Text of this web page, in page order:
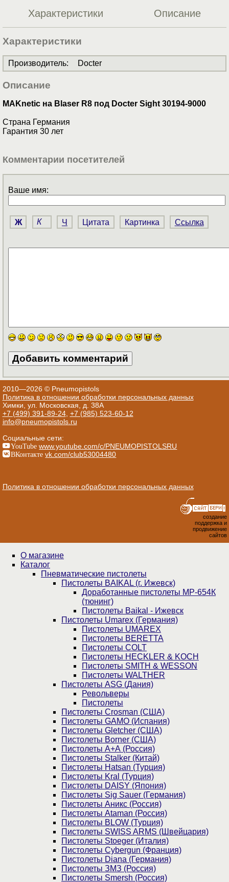
Характеристики Описание
Характеристики
Производитель: Docter
Описание
MAKnetic на Blaser R8 под Docter Sight 30194-9000
Страна Германия
Гарантия 30 лет
Комментарии посетителей
Ваше имя:
Ж К Ч Цитата Картинка Ссылка
2010—2026 © Pneumopistols
Политика в отношении обработки персональных данных
Химки, ул. Московская, д. 38А
+7 (499) 391-89-24, +7 (985) 523-60-12
info@pneumopistols.ru
Социальные сети:
YouTube www.youtube.com/c/PNEUMOPISTOLSRU
ВКонтакте vk.com/club53004480
Политика в отношении обработки персональных данных
создание
поддержка и
продвижение
сайтов
О магазине
Каталог
Пнев­ма­ти­чес­кие пистолеты
Пистолеты BAIKAL (г. Ижевск)
Доработанные пистолеты МР-654К
(тюнинг)
Пистолеты Baikal - Ижевск
Пистолеты Umarex (Германия)
Пистолеты UMAREX
Пистолеты BERETTA
Пистолеты COLT
Пистолеты HECKLER & KOCH
Пистолеты SMITH & WESSON
Пистолеты WALTHER
Пистолеты ASG (Дания)
Револьверы
Пистолеты
Пистолеты Crosman (США)
Пистолеты GAMO (Испания)
Пистолеты Gletcher (США)
Пистолеты Borner (США)
Пистолеты А+А (Россия)
Пистолеты Stalker (Китай)
Пистолеты Hatsan (Турция)
Пистолеты Kral (Турция)
Пистолеты DAISY (Япония)
Пистолеты Sig Sauer (Германия)
Пистолеты Аникс (Россия)
Пистолеты Ataman (Россия)
Пистолеты BLOW (Турция)
Пистолеты SWISS ARMS (Швейцария)
Пистолеты Stoeger (Италия)
Пистолеты Cybergun (Франция)
Пистолеты Diana (Германия)
Пистолеты ЗМЗ (Россия)
Пистолеты Smersh (Россия)